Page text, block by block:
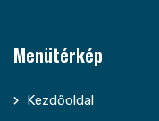
Menütérkép
Kezdőoldal